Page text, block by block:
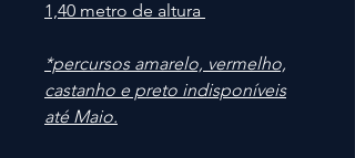
1,40 metro de altura
*percursos amarelo, vermelho,
castanho e preto indisponíveis
até Maio.